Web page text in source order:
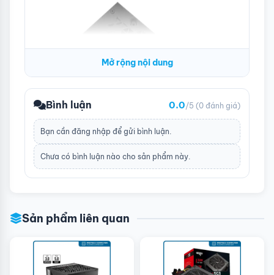
Mở rộng nội dung
Bình luận 0.0/5 (0 đánh giá)
Bạn cần đăng nhập để gửi bình luận.
Chưa có bình luận nào cho sản phẩm này.
Sản phẩm liên quan